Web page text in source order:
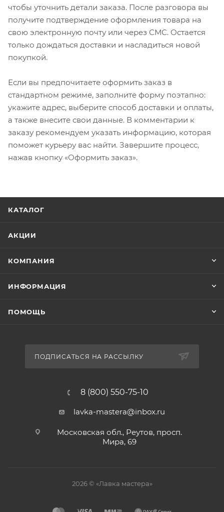
чтобы уточнить детали заказа. После разговора вы
получите подтверждение оформления товара на
свою электронную почту или через СМС. Остается
только дождаться доставки и насладиться новой
покупкой.
Если вы предпочитаете оформить заказ в
стандартном режиме, заполните форму поэтапно:
укажите адрес, выберите способ доставки и оплаты,
а также внесите свои данные. В комментарии к
заказу рекомендуем указать информацию, которая
поможет курьеру вас найти. Завершите процесс,
нажав кнопку «Оформить заказ».
КАТАЛОГ
АКЦИИ
КОМПАНИЯ
ИНФОРМАЦИЯ
ПОМОЩЬ
ПОДПИСАТЬСЯ НА РАССЫЛКУ
8 (800) 550-75-10
lavka-mastera@inbox.ru
Московская обл., Реутов, просп.
Мира, 69
2026 © «Лавка мастера»